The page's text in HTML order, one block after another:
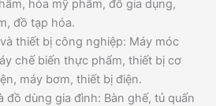
hóa mỹ phẩm, đồ gia dụng,
đồ tạp hóa.
thiết bị công nghiệp: Máy móc
chế biến thực phẩm, thiết bị cơ
máy bơm, thiết bị điện.
đồ dùng gia đình: Bàn ghế, tủ quấn